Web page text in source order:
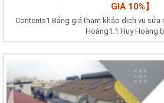
GIÁ 10%】
Contents1 Bảng giá tham khảo dịch vụ sửa
Hoàng1.1 Huy Hoàng